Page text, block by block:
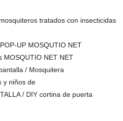
tratados con insecticidas
UP MOSQUTIO NET
MOSQUTIO NET NET
/ Mosquitera
y niños de
/ DIY cortina de puerta